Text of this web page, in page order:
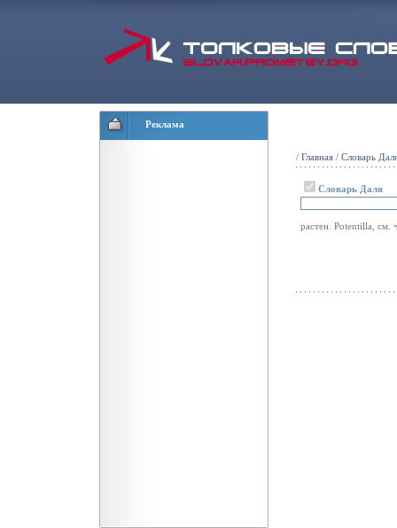
Реклама
/ Главная / Словарь
Словарь Даля
растен. Potentilla, см.